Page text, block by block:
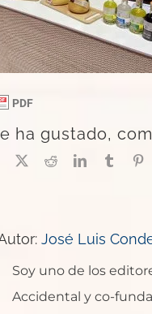
ha gustado,
Facebook
X RedditLinkedInTumblr
José Luis
Soy uno de los
Accidental y co-